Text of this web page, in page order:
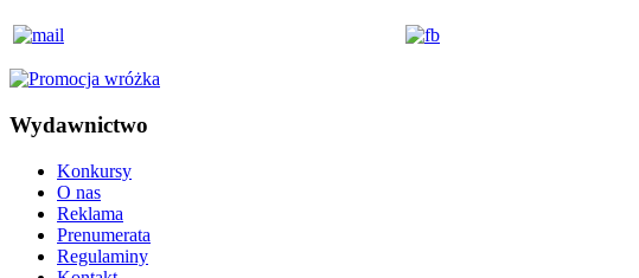
Wydawnictwo
Konkursy
O nas
Reklama
Prenumerata
Regulaminy